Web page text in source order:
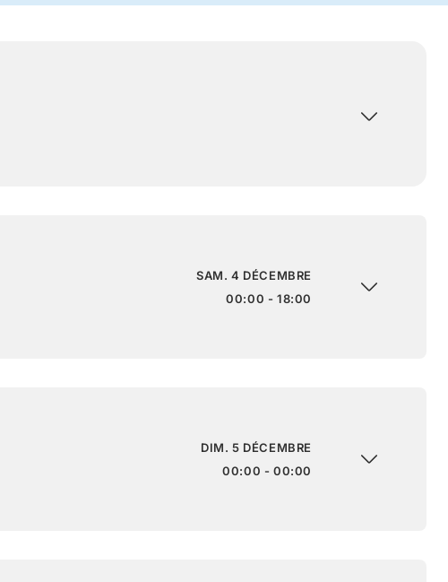
SAM. 4 DÉCEMBRE
00:00 - 18:00
DIM. 5 DÉCEMBRE
00:00 - 00:00